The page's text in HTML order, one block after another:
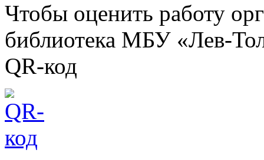
Чтобы оценить работу
библиотека МБУ «Лев-
QR-код